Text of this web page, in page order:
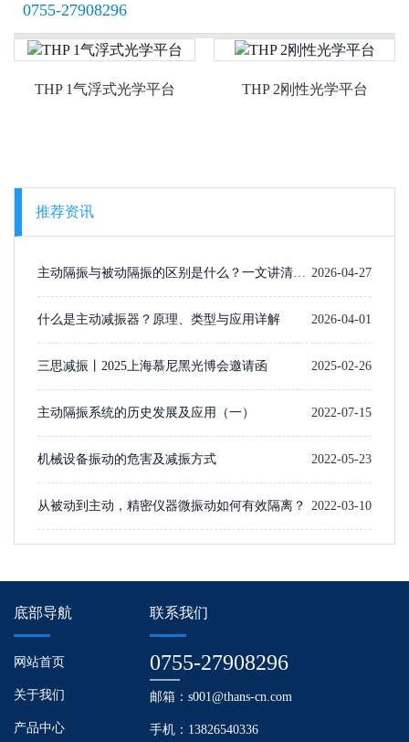
0755-27908296
THP 1气浮式光学平台 THP 2刚性光学平台
推荐资讯
主动隔振与被动隔振的区别是什么？一文讲清楚
选型逻辑
2026-04-27
什么是主动减振器？原理、类型与应用详解 2026-04-01
三思减振丨2025上海慕尼黑光博会邀请函 2025-02-26
主动隔振系统的历史发展及应用（一）​ 2022-07-15
机械设备振动的危害及减振方式 2022-05-23
从被动到主动，精密仪器微振动如何有效隔离？ 2022-03-10
底部导航
网站首页
关于我们
产品中心
联系我们
0755-27908296
邮箱：s001@thans-cn.com
手机：13826540336